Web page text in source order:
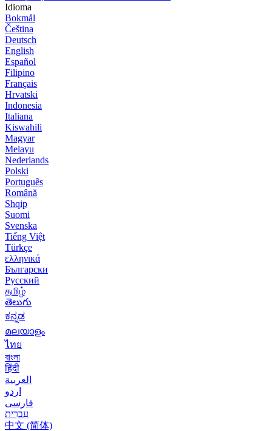
Idioma
Bokmål
Čeština
Deutsch
English
Español
Filipino
Français
Hrvatski
Indonesia
Italiana
Kiswahili
Magyar
Melayu
Nederlands
Polski
Português
Română
Shqip
Suomi
Svenska
Tiếng Việt
Türkçe
ελληνικά
Български
Русский
தமிழ்
తెలుగు
ಕನ್ನಡ
മലയാളം
ไทย
বাংলা
हिंदी
العربية
اردو
فارسی
עִברִית
中文 (简体)